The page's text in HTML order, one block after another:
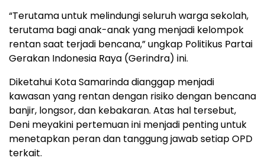
“Terutama untuk melindungi seluruh warga sekolah,
terutama bagi anak-anak yang menjadi kelompok
rentan saat terjadi bencana,” ungkap Politikus Partai
Gerakan Indonesia Raya (Gerindra) ini.
Diketahui Kota Samarinda dianggap menjadi
kawasan yang rentan dengan risiko dengan bencana
banjir, longsor, dan kebakaran. Atas hal tersebut,
Deni meyakini pertemuan ini menjadi penting untuk
menetapkan peran dan tanggung jawab setiap OPD
terkait.